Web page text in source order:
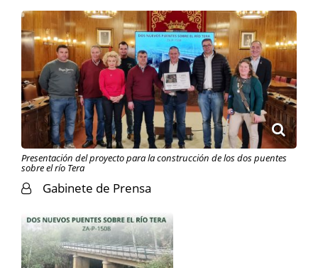
Presentación del proyecto para la construcción de los dos puentes
sobre el río Tera
Gabinete de Prensa